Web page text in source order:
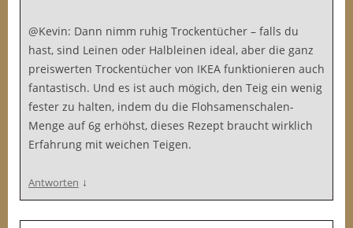
@Kevin: Dann nimm ruhig Trockentücher – falls du
hast, sind Leinen oder Halbleinen ideal, aber die ganz
preiswerten Trockentücher von IKEA funktionieren auch
fantastisch. Und es ist auch mögich, den Teig ein wenig
fester zu halten, indem du die Flohsamenschalen-
Menge auf 6g erhöhst, dieses Rezept braucht wirklich
Erfahrung mit weichen Teigen.
Antworten ↓